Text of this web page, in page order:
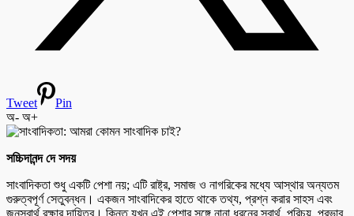
Tweet
Pin
অ- অ+
সচ্চিদানন্দ দে সদয়
সাংবাদিকতা শুধু একটি পেশা নয়; এটি রাষ্ট্র, সমাজ ও নাগরিকের মধ্যে আস্থার অন্যতম
গুরুত্বপূর্ণ সেতুবন্ধন। একজন সাংবাদিকের হাতে থাকে তথ্য, প্রশ্ন করার সাহস এবং
জনস্বার্থ রক্ষার দায়িত্ব। কিন্তু যখন এই পেশার সঙ্গে নানা ধরনের স্বার্থ, পরিচয়, প্রভাব